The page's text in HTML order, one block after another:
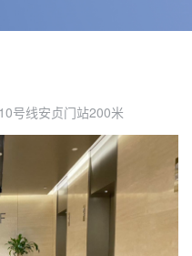
号线安贞门站200米